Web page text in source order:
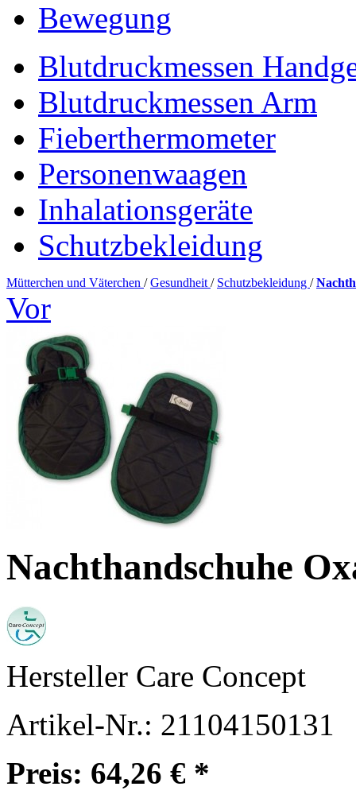
Bewegung
Blutdruckmessen
Blutdruckmessen Arm
Fieberthermometer
Personenwaagen
Inhalationsgeräte
Schutzbekleidung
Mütterchen und Väterchen / Gesundheit / Schutzbekleidung /
Vor
Nachthandschuhe
Hersteller Care Concept
Artikel-Nr.: 21104150131
Preis: 64,26 € *